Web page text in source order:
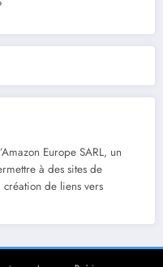
Europe SARL, un
à des sites de
de liens vers